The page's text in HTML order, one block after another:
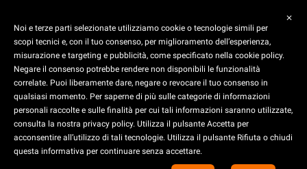
Privacy Policy
FOOTER
Aggiorna le preferenze dei Cookies
C.E.A.R.T. SRL - Corso Francia, 18 - 10093 Collegno (TO) -
ITALY - Tel. +39 011 40.35.150 - 011 40.37.465 - 011 41.17.965 - Fax +39
011 411.33.15 | C.F. E P. IVA IT09249530016 - Iscriz. R.I. di To
close
Noi e terze parti selezionate utilizziamo cookie o tecnologie simili per
scopi tecnici e, con il tuo consenso, per miglioramento dell’esperienza,
misurazione e targeting e pubblicità, come specificato nella cookie policy.
Negare il consenso potrebbe rendere non disponibili le funzionalità
correlate. Puoi liberamente dare, negare o revocare il tuo consenso in
qualsiasi momento. Per saperne di più sulle categorie di informazioni
personali raccolte e sulle finalità per cui tali informazioni saranno utilizzate,
consulta la nostra privacy policy. Utilizza il pulsante Accetta per
acconsentire all’utilizzo di tali tecnologie. Utilizza il pulsante Rifiuta o chiudi
questa informativa per continuare senza accettare.